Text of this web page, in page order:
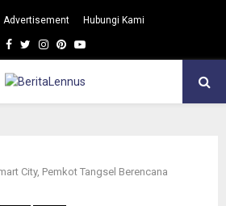
Advertisement Hubungi Kami
Facebook
TwitterInstagram
Pinterest
Youtube
City, Pemkot Tangsel Berencana